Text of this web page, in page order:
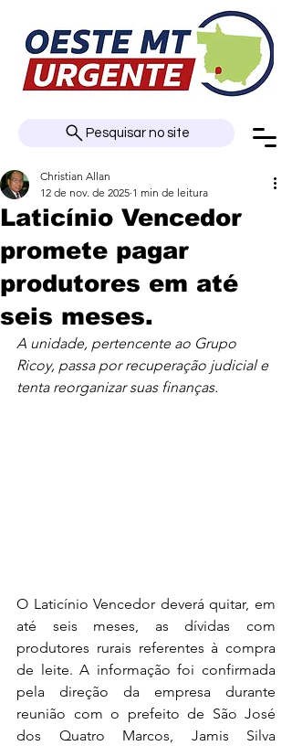
Pesquisar no site
Laticínio Vencedor
promete pagar
produtores em até
seis meses.
Christian Allan
12 de nov. de 2025 1 min de leitura
A unidade, pertencente ao Grupo
Ricoy, passa por recuperação judicial e
tenta reorganizar suas finanças.
O Laticínio Vencedor deverá quitar, em
até seis meses, as dívidas com
produtores rurais referentes à compra
de leite. A informação foi confirmada
pela direção da empresa durante
reunião com o prefeito de São José
dos Quatro Marcos, Jamis Silva